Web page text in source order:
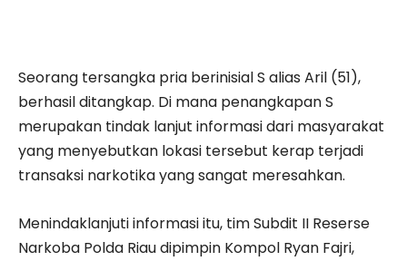
Seorang tersangka pria berinisial S alias Aril (51),
berhasil ditangkap. Di mana penangkapan S
merupakan tindak lanjut informasi dari masyarakat
yang menyebutkan lokasi tersebut kerap terjadi
transaksi narkotika yang sangat meresahkan.
Menindaklanjuti informasi itu, tim Subdit II Reserse
Narkoba Polda Riau dipimpin Kompol Ryan Fajri,